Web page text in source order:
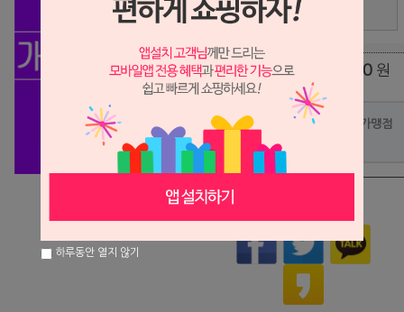
배송비 (조건)
총 상품 금액 0 원
포인트사용 가맹점
하루동안 열지 않기